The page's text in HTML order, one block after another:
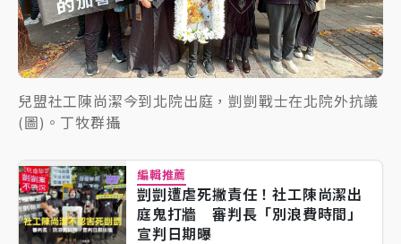
兒盟社工陳尚潔今到北院出庭，剴剴戰士在北院外抗議
(圖)。丁牧群攝
編輯推薦
剴剴遭虐死撇責任！社工陳尚潔出
庭鬼打牆 審判長「別浪費時間」
宣判日期曝